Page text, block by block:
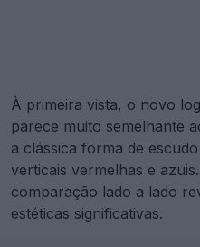
À primeira vista, o novo
parece muito semelhante
a clássica forma de
verticais vermelhas e
comparação lado a lado
estéticas significativas.